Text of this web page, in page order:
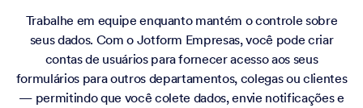
Trabalhe em equipe enquanto mantém o controle sobre
seus dados. Com o Jotform Empresas, você pode criar
contas de usuários para fornecer acesso aos seus
formulários para outros departamentos, colegas ou clientes
— permitindo que você colete dados, envie notificações e